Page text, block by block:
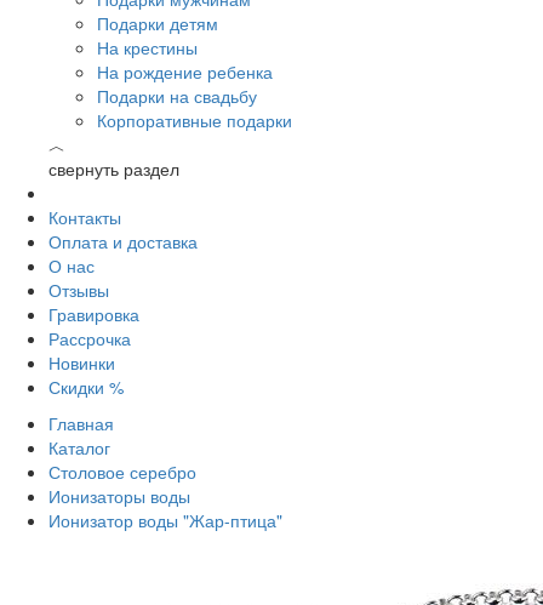
Подарки детям
На крестины
На рождение ребенка
Подарки на свадьбу
Корпоративные подарки
︿
свернуть раздел
Контакты
Оплата и доставка
О нас
Отзывы
Гравировка
Рассрочка
Новинки
Скидки %
Главная
Каталог
Столовое серебро
Ионизаторы воды
Ионизатор воды "Жар-птица"